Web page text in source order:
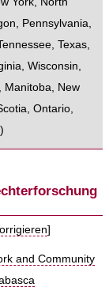
, Pennsylvania,
, Texas,
, Wisconsin,
, Manitoba, New
, Ontario,
)
]
and Community